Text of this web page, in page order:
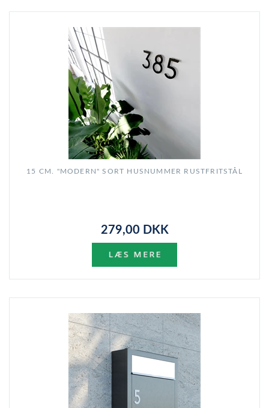
15 CM. "MODERN" SORT HUSNUMMER RUSTFRITSTÅL
279,00 DKK